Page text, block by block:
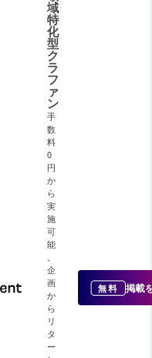
域
特
化
型
ク
ラ
フ
ァ
ン
手
数
料
0
円
か
ら
実
施
可
能
企
画
か
ら
リ
タ
ー
無料 掲載